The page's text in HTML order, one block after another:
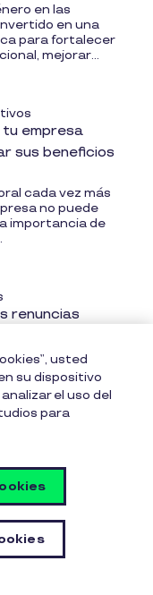
en las
en una
para fortalecer
mejorar...
tu empresa
sus beneficios
cada vez más
no puede
importancia de
renuncias
momento clave
revisan
nuevas metas
qué es,
en
no solo
usted
su dispositivo
el uso del
para